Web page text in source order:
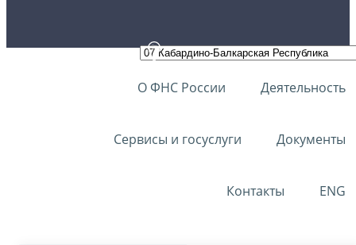
О ФНС России Деятельность
Сервисы и госуслуги Документы
Контакты ENG